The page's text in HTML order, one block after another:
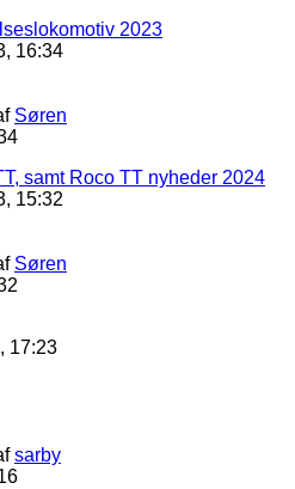
2023
16:34
Søren
samt Roco TT nyheder 2024
15:32
Søren
17:23
sarby